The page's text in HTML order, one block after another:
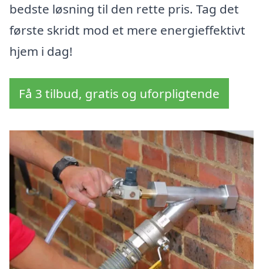
bedste løsning til den rette pris. Tag det
første skridt mod et mere energieffektivt
hjem i dag!
Få 3 tilbud, gratis og uforpligtende